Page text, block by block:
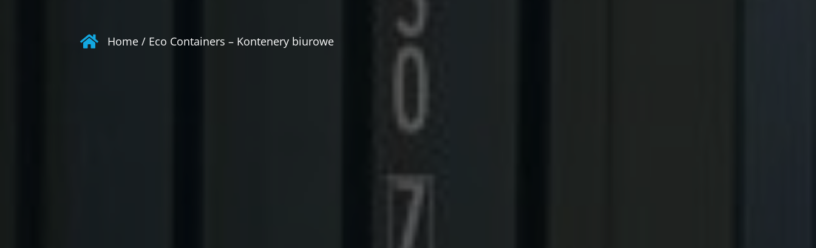
Home / Eco Containers – Kontenery biurowe